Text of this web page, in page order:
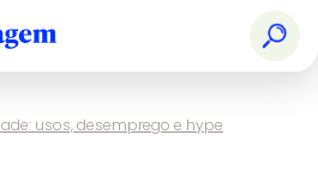
usos, desemprego e hype